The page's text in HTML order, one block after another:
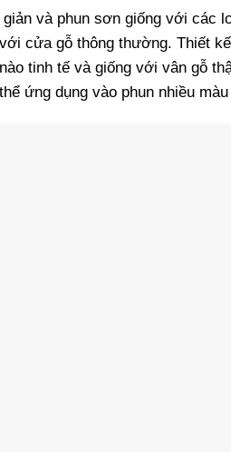
và phun sơn giống với các
cửa gỗ thông thường. Thiết
tinh tế và giống với vân gỗ
ứng dụng vào phun nhiều